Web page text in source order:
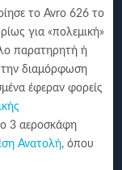
το Avro 626 το
για «πολεμική»
παρατηρητή ή
διαμόρφωση
έφεραν φορείς
3 αεροσκάφη
Ανατολή, όπου